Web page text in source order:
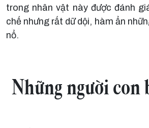
trong nhân vật này được đánh
chế nhưng rất dữ dội, hàm ẩn
nổ.
Những người con